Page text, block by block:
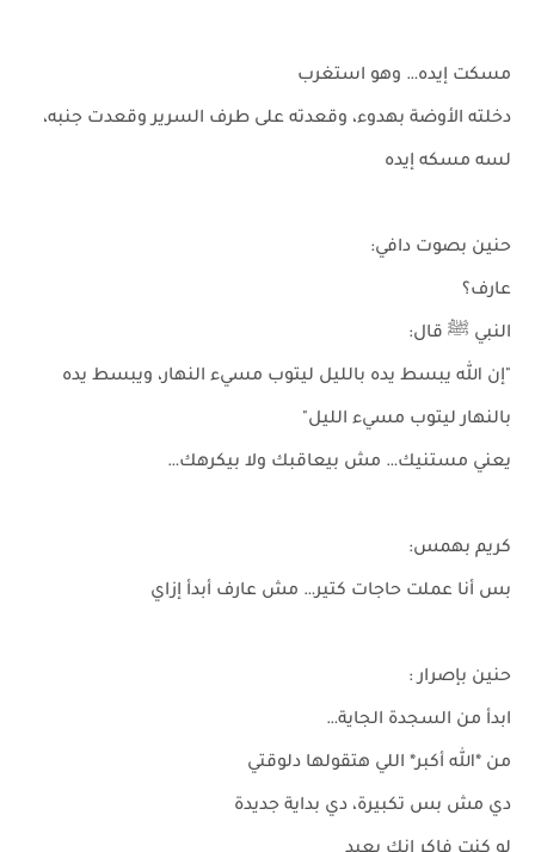
مسكت إيده… وهو استغرب
دخلته الأوضة بهدوء، وقعدته على طرف السرير وقعدت جنبه،
لسه مسكه إيده
حنين بصوت دافي:
عارف؟
النبي ﷺ قال:
"إن الله يبسط يده بالليل ليتوب مسيء النهار، ويبسط يده
بالنهار ليتوب مسيء الليل"
يعني مستنيك… مش بيعاقبك ولا بيكرهك…
كريم بهمس:
بس أنا عملت حاجات كتير… مش عارف أبدأ إزاي
حنين بإصرار :
ابدأ من السجدة الجاية…
من *الله أكبر* اللي هتقولها دلوقتي
دي مش بس تكبيرة، دي بداية جديدة